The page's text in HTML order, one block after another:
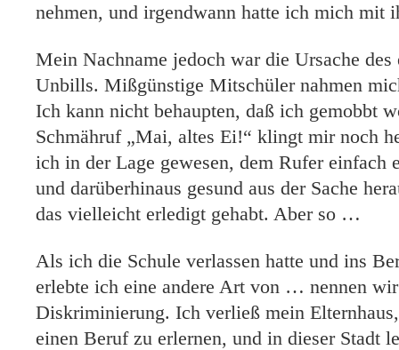
nehmen, und irgendwann hatte ich mich mit
Mein Nachname jedoch war die Ursache des
Unbills. Mißgünstige Mitschüler nahmen
Ich kann nicht behaupten, daß ich gemobbt
Schmähruf „Mai, altes Ei!“ klingt mir noch
ich in der Lage gewesen, dem Rufer einfach
und darüberhinaus gesund aus der Sache
das vielleicht erledigt gehabt. Aber so …
Als ich die Schule verlassen hatte und ins
erlebte ich eine andere Art von … nennen
Diskriminierung. Ich verließ mein
einen Beruf zu erlernen, und in dieser Stadt